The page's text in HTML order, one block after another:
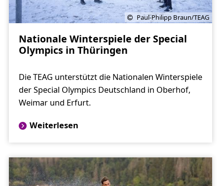
Paul-Philipp Braun/TEAG
Nationale Winterspiele der Special
Olympics in Thüringen
Die TEAG unterstützt die Nationalen Winterspiele
der Special Olympics Deutschland in Oberhof,
Weimar und Erfurt.
Weiterlesen